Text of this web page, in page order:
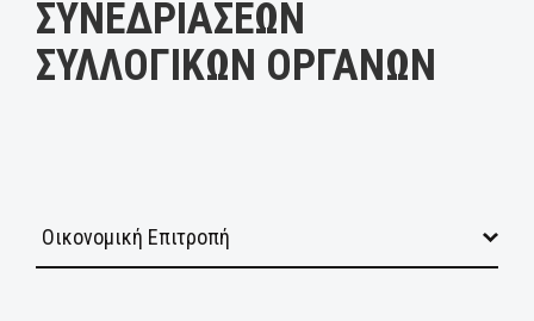
ΣΥΝΕΔΡΙΑΣΕΩΝ
ΣΥΛΛΟΓΙΚΩΝ ΟΡΓΑΝΩΝ